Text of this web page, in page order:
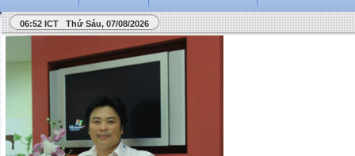
06:52 ICT Thứ Sáu, 07/08/2026